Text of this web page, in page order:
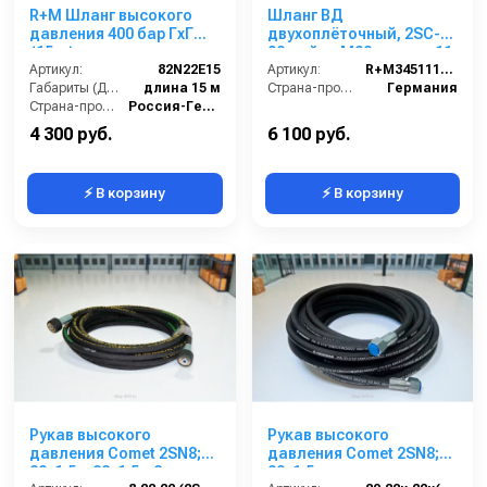
R+M Шланг высокого
давления 400 бар ГхГ
(15 м)
Артикул:
82N22E15
Габариты (ДхШхВ):
длина 15 м
Страна-производитель:
Россия-Германия
4 300 руб.
⚡ В корзину
Шланг ВД
двухоплёточный, 2SC-
08, гайка М22-штуцер11,
10m, 400bar для
KARCHER
Артикул:
R+M345111410
Страна-производитель:
Германия
6 100 руб.
⚡ В корзину
Рукав высокого
давления Comet 2SN8;
22х1,5 г-22х1,5г; 8м
Рукав высокого
давления Comet 2SN8;
22х1,5 г. под ключ